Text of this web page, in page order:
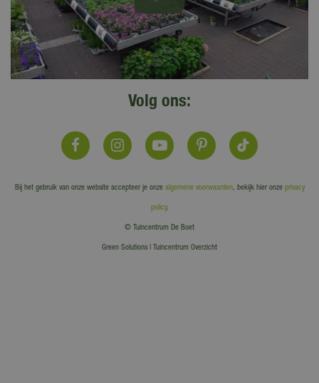
Volg ons:
Bij het gebruik van onze website accepteer je onze algemene voorwaarden, bekijk hier onze privacy
policy.
© Tuincentrum De Boet
Green Solutions | Tuincentrum Overzicht